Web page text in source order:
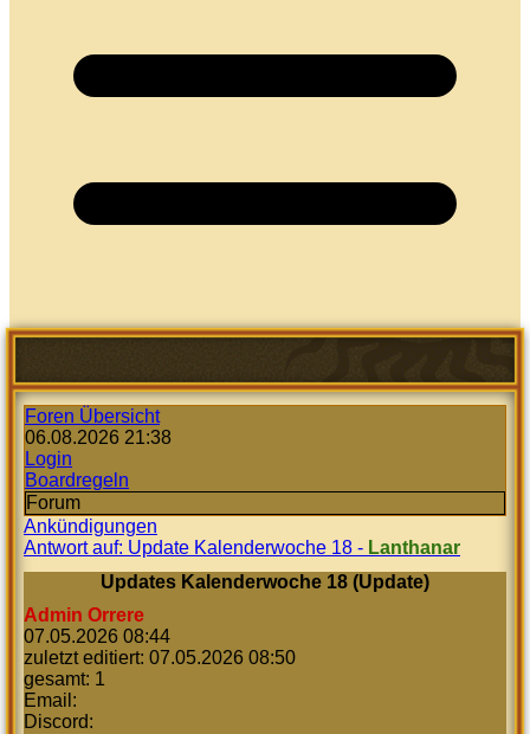
Foren Übersicht
06.08.2026 21:38
Login
Boardregeln
Forum
Ankündigungen
Antwort auf: Update Kalenderwoche 18 - Lanthanar
Updates Kalenderwoche 18 (Update)
Admin Orrere
07.05.2026 08:44
zuletzt editiert: 07.05.2026 08:50
gesamt: 1
Email:
Discord: